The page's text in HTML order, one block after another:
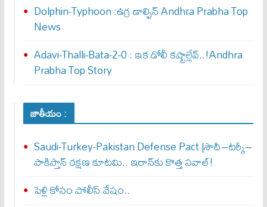
Dolphin-Typhoon :ఉగ్ర డాల్ఫిన్ Andhra Prabha Top
News
Adavi-Thalli-Bata-2-0 : ఇక డోలీ క‌ష్టాల్లేవ్..!Andhra
Prabha Top Story
జాతీయం :
Saudi-Turkey-Pakistan Defense Pact |సౌదీ–టర్కీ–
పాకిస్తాన్ రక్షణ కూటమి.. ఇరాన్‌కు కొత్త సవాల్!
పెళ్లి కోసం పోలీస్ వేషం..